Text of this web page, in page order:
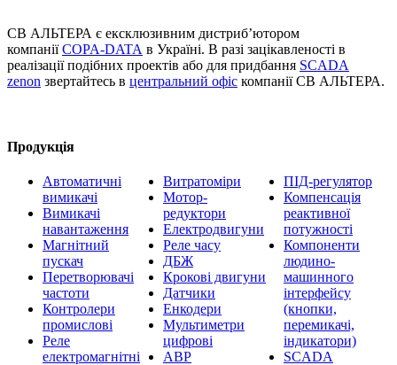
СВ АЛЬТЕРА є ексклюзивним дистриб’ютором
компаніїCOPA-DATA в Україні. В разі зацікавленості в
реалізації подібних проектів або для придбання SCADA
zenon звертайтесь в центральний офіс компанії СВ АЛЬТЕРА.
Продукція
Автоматичні
вимикачі
Вимикачі
навантаження
Магнітний
пускач
Перетворювачі
частоти
Контролери
промислові
Реле
електромагнітні
Витратоміри
Мотор-
редуктори
Електродвигуни
Реле часу
ДБЖ
Крокові двигуни
Датчики
Енкодери
Мультиметри
цифрові
АВР
ПІД-регулятор
Компенсація
реактивної
потужності
Компоненти
людино-
машинного
інтерфейсу
(кнопки,
перемикачі,
індикатори)
SCADA